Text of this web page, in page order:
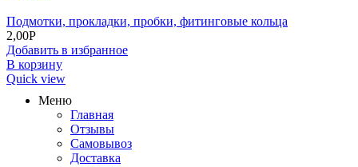
Подмотки, прокладки, пробки, фитинговые кольца
2,00Р
Добавить в избранное
В корзину
Quick view
Меню
Главная
Отзывы
Самовывоз
Доставка